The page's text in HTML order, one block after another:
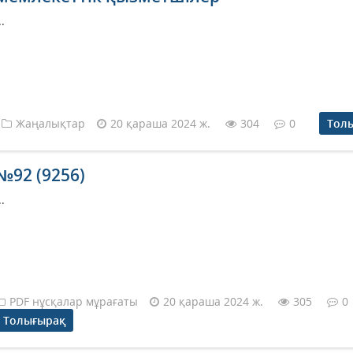
Жаңалықтар 20 қараша 2024 ж. 304 0
(9256)
PDF нұсқалар мұрағаты 20 қараша 2024 ж. 305
0
Толығырақ